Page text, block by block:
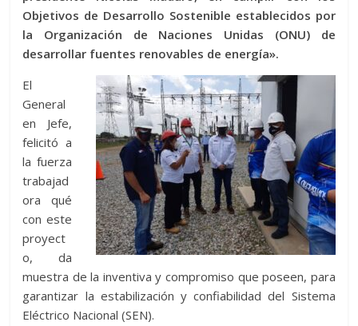
Objetivos de Desarrollo Sostenible establecidos por
la Organización de Naciones Unidas (ONU) de
desarrollar fuentes renovables de energía».
El
General
en Jefe,
felicitó a
la fuerza
trabajad
ora qué
con este
proyect
o, da
muestra de la inventiva y compromiso que poseen, para
garantizar la estabilización y confiabilidad del Sistema
Eléctrico Nacional (SEN).